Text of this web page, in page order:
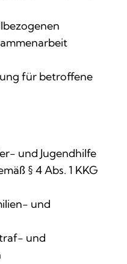
für betroffene
und Jugendhilfe
§ 4 Abs. 1 KKG
und
und